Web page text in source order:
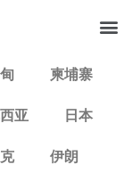
柬埔寨
亚 日本
伊朗